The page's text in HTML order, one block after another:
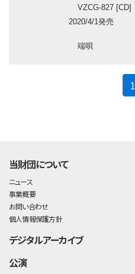
VZCG-827 [CD]
2020/4/1発売
端唄
1
当財団について
ニュース
事業概要
お問い合わせ
個人情報保護方針
デジタルアーカイブ
公演